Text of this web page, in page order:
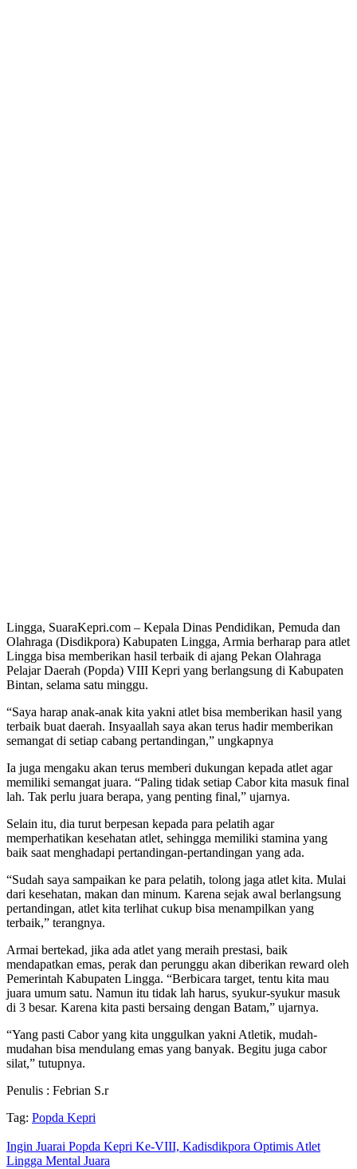
Lingga, SuaraKepri.com – Kepala Dinas Pendidikan, Pemuda dan
Olahraga (Disdikpora) Kabupaten Lingga, Armia berharap para atlet
Lingga bisa memberikan hasil terbaik di ajang Pekan Olahraga
Pelajar Daerah (Popda) VIII Kepri yang berlangsung di Kabupaten
Bintan, selama satu minggu.
“Saya harap anak-anak kita yakni atlet bisa memberikan hasil yang
terbaik buat daerah. Insyaallah saya akan terus hadir memberikan
semangat di setiap cabang pertandingan,” ungkapnya
Ia juga mengaku akan terus memberi dukungan kepada atlet agar
memiliki semangat juara. “Paling tidak setiap Cabor kita masuk final
lah. Tak perlu juara berapa, yang penting final,” ujarnya.
Selain itu, dia turut berpesan kepada para pelatih agar
memperhatikan kesehatan atlet, sehingga memiliki stamina yang
baik saat menghadapi pertandingan-pertandingan yang ada.
“Sudah saya sampaikan ke para pelatih, tolong jaga atlet kita. Mulai
dari kesehatan, makan dan minum. Karena sejak awal berlangsung
pertandingan, atlet kita terlihat cukup bisa menampilkan yang
terbaik,” terangnya.
Armai bertekad, jika ada atlet yang meraih prestasi, baik
mendapatkan emas, perak dan perunggu akan diberikan reward oleh
Pemerintah Kabupaten Lingga. “Berbicara target, tentu kita mau
juara umum satu. Namun itu tidak lah harus, syukur-syukur masuk
di 3 besar. Karena kita pasti bersaing dengan Batam,” ujarnya.
“Yang pasti Cabor yang kita unggulkan yakni Atletik, mudah-
mudahan bisa mendulang emas yang banyak. Begitu juga cabor
silat,” tutupnya.
Penulis : Febrian S.r
Tag: Popda Kepri
Ingin Juarai Popda Kepri Ke-VIII, Kadisdikpora Optimis Atlet
Lingga Mental Juara